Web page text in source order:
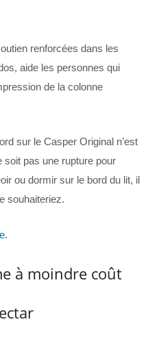
renforcées dans les
aide les personnes qui
de la colonne
sur le Casper Original n’est
soit pas une rupture pour
ou dormir sur le bord du lit, il
souhaiteriez.
à moindre coût